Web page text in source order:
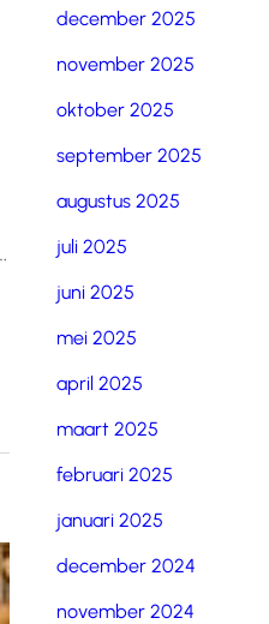
december 2025
november 2025
oktober 2025
september 2025
augustus 2025
juli 2025
juni 2025
mei 2025
april 2025
maart 2025
februari 2025
januari 2025
december 2024
november 2024